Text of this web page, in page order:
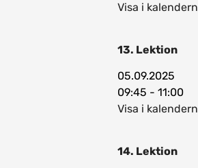
Visa i kalendern
13. Lektion
05.09.2025
09:45 - 11:00
Visa i kalendern
14. Lektion